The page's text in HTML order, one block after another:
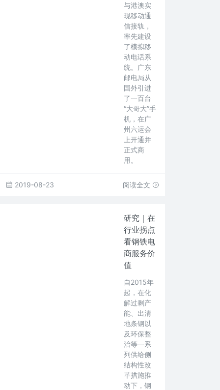
与港澳实
现移动通
信接轨，
率先建设
了模拟移
动电话系
统。广东
邮电局从
国外引进
了一百台
“大哥大”手
机，在广
州六运会
上开通并
正式商
用。
2019-08-23 阅读全文
研究｜在
行业拐点
看钢铁电
商服务价
值
自2015年
起，在化
解过剩产
能、出清
地条钢以
及环保整
治等一系
列供给侧
结构性改
革措施推
动下，钢